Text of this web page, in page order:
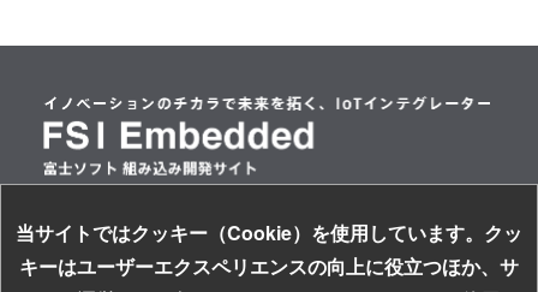
情報セキュリティ基本方針
個人情報保護方針
当サイトではクッキー（Cookie）を使用しています。クッ
キーはユーザーエクスペリエンスの向上に役立つほか、サ